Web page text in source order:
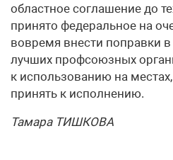
областное соглашение до
принято федеральное на
вовремя внести поправки
лучших профсоюзных
к использованию на
принять к исполнению.
Тамара ТИШКОВА